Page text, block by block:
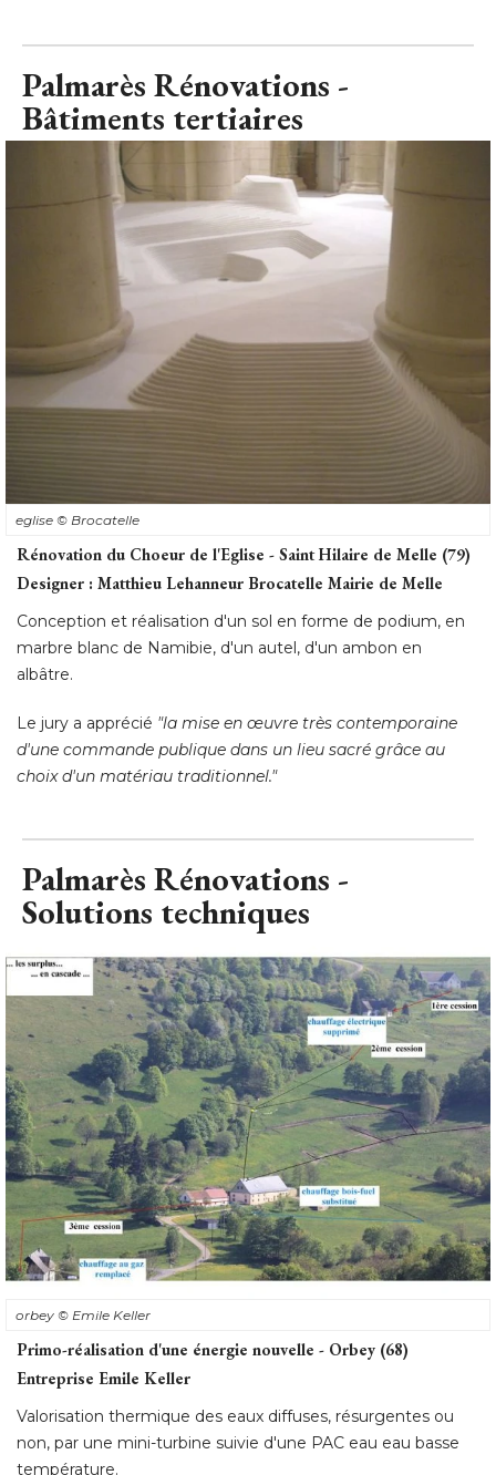
eglise© Brocatelle
Rénovation du Choeur de l'Eglise - Saint Hilaire de Melle (79)
Designer : Matthieu Lehanneur Brocatelle Mairie de Melle
Conception et réalisation d'un sol en forme de podium, en
Le jury a apprécié "la mise en œuvre très contemporaine
d'une commande publique dans un lieu sacré grâce au
choix d'un matériau traditionnel."
Palmarès Rénovations -
orbey© Emile Keller
Primo-réalisation d'une énergie nouvelle - Orbey (68)
Entreprise Emile Keller
Valorisation thermique des eaux diffuses, résurgentes ou
température.
Le jury a apprécié "l'utilisation des ressources existantes du
site qui préfigure le raisonné local. Démarche innovante
dans le cadre du Grenelle de l'environnement par la